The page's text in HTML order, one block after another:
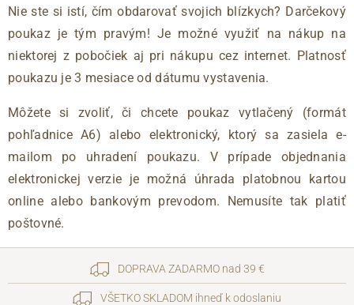
Nie ste si istí, čím obdarovať svojich blízkych? Darčekový
poukaz je tým pravým! Je možné využiť na nákup na
niektorej z pobočiek aj pri nákupu cez internet. Platnosť
poukazu je 3 mesiace od dátumu vystavenia.
Môžete si zvoliť, či chcete poukaz vytlačený (formát
pohľadnice A6) alebo elektronický, ktorý sa zasiela e-
mailom po uhradení poukazu. V prípade objednania
elektronickej verzie je možná úhrada platobnou kartou
online alebo bankovým prevodom. Nemusíte tak platiť
poštovné.
DOPRAVA ZADARMO nad 39 €
VŠETKO SKLADOM ihneď k odoslaniu